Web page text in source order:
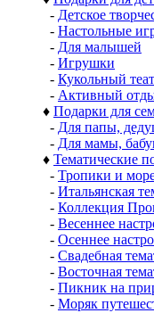
- Детское
- Настольные
- Для малышей
- Игрушки
- Кукольный
- Активный
♦ Подарки для
- Для папы,
- Для мамы,
♦ Тематические
- Тропики и
- Итальянская
- Коллекция
- Весеннее
- Осеннее
- Свадебная
- Восточная
- Пикник на
- Моряк